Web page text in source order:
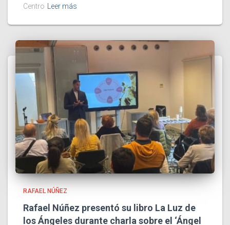
Centro Leer más
RAFAEL NÚÑEZ
Rafael Núñez presentó su libro La Luz de
los Ángeles durante charla sobre el ‘Ángel